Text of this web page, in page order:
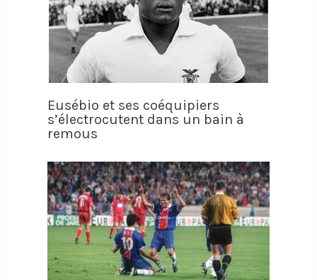
Eusébio et ses coéquipiers
s’électrocutent dans un bain à
remous